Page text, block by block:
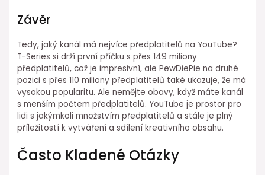
Závěr
Tedy, jaký kanál má nejvíce předplatitelů na YouTube?
T-Series si drží první příčku s přes 149 miliony
předplatitelů, což je impresivní, ale PewDiePie na druhé
pozici s přes 110 miliony předplatitelů také ukazuje, že má
vysokou popularitu. Ale nemějte obavy, když máte kanál
s menším počtem předplatitelů. YouTube je prostor pro
lidi s jakýmkoli množstvím předplatitelů a stále je plný
příležitostí k vytváření a sdílení kreativního obsahu.
Často Kladené Otázky